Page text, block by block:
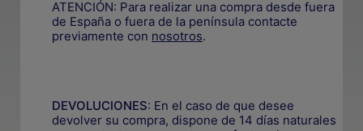
ATENCIÓN: Para realizar una compra desde fuera
de España o fuera de la península contacte
previamente con nosotros.
DEVOLUCIONES: En el caso de que desee
devolver su compra, dispone de 14 días naturales